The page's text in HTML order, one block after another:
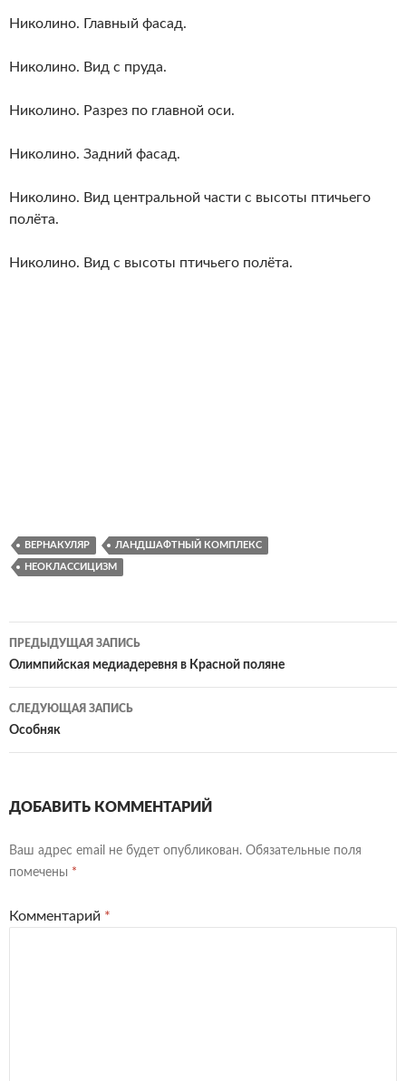
Николино. Главный фасад.
Николино. Вид с пруда.
Николино. Разрез по главной оси.
Николино. Задний фасад.
Николино. Вид центральной части с высоты птичьего
полёта.
Николино. Вид с высоты птичьего полёта.
ВЕРНАКУЛЯР ЛАНДШАФТНЫЙ КОМПЛЕКС
НЕОКЛАССИЦИЗМ
Навигация
по
записям
ПРЕДЫДУЩАЯ ЗАПИСЬ
Олимпийская медиадеревня в Красной поляне
СЛЕДУЮЩАЯ ЗАПИСЬ
Особняк
ДОБАВИТЬ КОММЕНТАРИЙ
Ваш адрес email не будет опубликован. Обязательные поля
помечены *
Комментарий *